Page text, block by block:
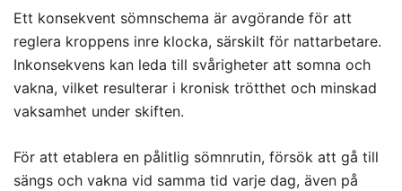
Ett konsekvent sömnschema är avgörande för att
reglera kroppens inre klocka, särskilt för nattarbetare.
Inkonsekvens kan leda till svårigheter att somna och
vakna, vilket resulterar i kronisk trötthet och minskad
vaksamhet under skiften.
För att etablera en pålitlig sömnrutin, försök att gå till
sängs och vakna vid samma tid varje dag, även på